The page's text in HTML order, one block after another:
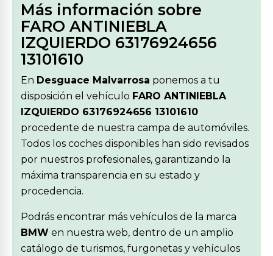
Más información sobre
FARO ANTINIEBLA
IZQUIERDO 63176924656
13101610
En Desguace Malvarrosa ponemos a tu
disposición el vehículo FARO ANTINIEBLA
IZQUIERDO 63176924656 13101610
procedente de nuestra campa de automóviles.
Todos los coches disponibles han sido revisados
por nuestros profesionales, garantizando la
máxima transparencia en su estado y
procedencia.
Podrás encontrar más vehículos de la marca
BMW en nuestra web, dentro de un amplio
catálogo de turismos, furgonetas y vehículos